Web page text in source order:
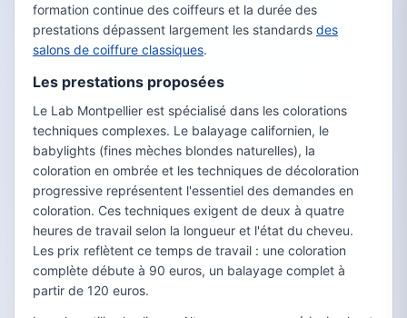
formation continue des coiffeurs et la durée des
prestations dépassent largement les standards des
salons de coiffure classiques.
Les prestations proposées
Le Lab Montpellier est spécialisé dans les colorations
techniques complexes. Le balayage californien, le
babylights (fines mèches blondes naturelles), la
coloration en ombrée et les techniques de décoloration
progressive représentent l'essentiel des demandes en
coloration. Ces techniques exigent de deux à quatre
heures de travail selon la longueur et l'état du cheveu.
Les prix reflètent ce temps de travail : une coloration
complète débute à 90 euros, un balayage complet à
partir de 120 euros.